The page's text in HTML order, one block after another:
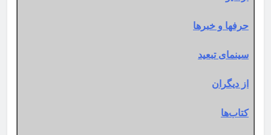
حرفها و خبرها
سینمای تبعید
از دیگران
کتاب‌ها